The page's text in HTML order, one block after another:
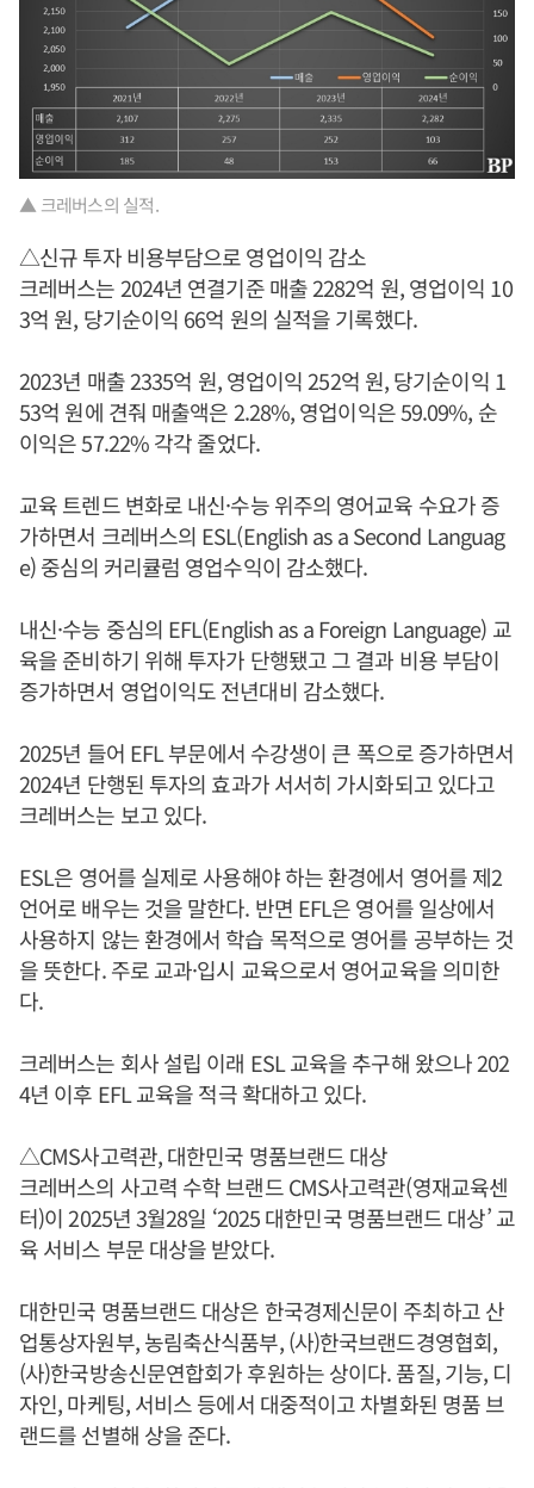
▲ 크레버스의 실적.
△신규 투자 비용부담으로 영업이익 감소
크레버스는 2024년 연결기준 매출 2282억 원, 영업이익 10
3억 원, 당기순이익 66억 원의 실적을 기록했다.
2023년 매출 2335억 원, 영업이익 252억 원, 당기순이익 1
53억 원에 견줘 매출액은 2.28%, 영업이익은 59.09%, 순
이익은 57.22% 각각 줄었다.
교육 트렌드 변화로 내신·수능 위주의 영어교육 수요가 증
가하면서 크레버스의 ESL(English as a Second Languag
e) 중심의 커리큘럼 영업수익이 감소했다.
내신·수능 중심의 EFL(English as a Foreign Language) 교
육을 준비하기 위해 투자가 단행됐고 그 결과 비용 부담이
증가하면서 영업이익도 전년대비 감소했다.
2025년 들어 EFL 부문에서 수강생이 큰 폭으로 증가하면서
2024년 단행된 투자의 효과가 서서히 가시화되고 있다고
크레버스는 보고 있다.
ESL은 영어를 실제로 사용해야 하는 환경에서 영어를 제2
언어로 배우는 것을 말한다. 반면 EFL은 영어를 일상에서
사용하지 않는 환경에서 학습 목적으로 영어를 공부하는 것
을 뜻한다. 주로 교과·입시 교육으로서 영어교육을 의미한
다.
크레버스는 회사 설립 이래 ESL 교육을 추구해 왔으나 202
4년 이후 EFL 교육을 적극 확대하고 있다.
△CMS사고력관, 대한민국 명품브랜드 대상
크레버스의 사고력 수학 브랜드 CMS사고력관(영재교육센
터)이 2025년 3월28일 ‘2025 대한민국 명품브랜드 대상’ 교
육 서비스 부문 대상을 받았다.
대한민국 명품브랜드 대상은 한국경제신문이 주최하고 산
업통상자원부, 농림축산식품부, (사)한국브랜드경영협회,
(사)한국방송신문연합회가 후원하는 상이다. 품질, 기능, 디
자인, 마케팅, 서비스 등에서 대중적이고 차별화된 명품 브
랜드를 선별해 상을 준다.